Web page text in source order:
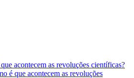
acontecem as revoluções científicas?
é que acontecem as revoluções